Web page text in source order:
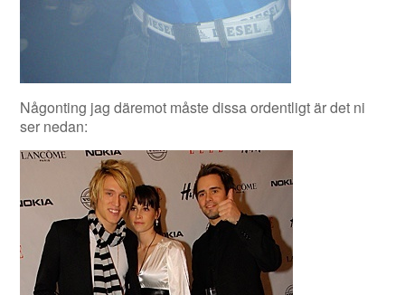
Någonting jag däremot måste dissa ordentligt är det ni
ser nedan: